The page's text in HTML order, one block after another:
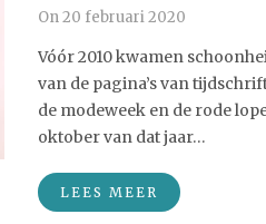
On20 februari 2020
Vóór 2010 kwamen
van de pagina’s van
de modeweek en de rode
oktober van dat jaar…
LEES MEER